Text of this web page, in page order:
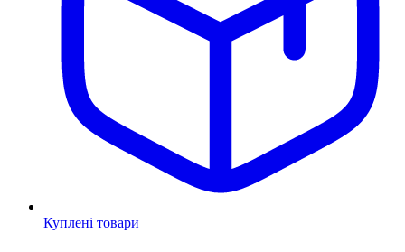
Куплені товари